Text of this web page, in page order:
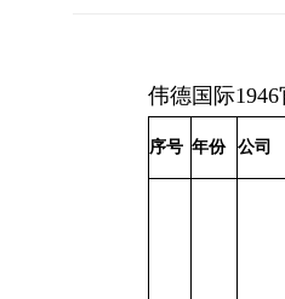
伟德国际
序号 年份 公司